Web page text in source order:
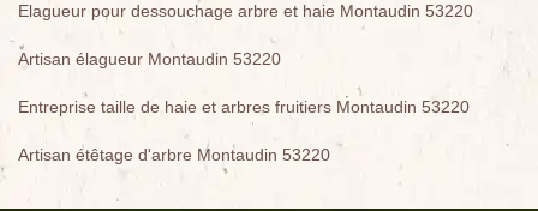
Elagueur pour dessouchage arbre et haie Montaudin 53220
Artisan élagueur Montaudin 53220
Entreprise taille de haie et arbres fruitiers Montaudin 53220
Artisan étêtage d'arbre Montaudin 53220